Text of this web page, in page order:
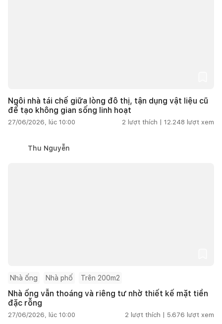
Ngôi nhà tái chế giữa lòng đô thị, tận dụng vật liệu cũ
để tạo không gian sống linh hoạt
27/06/2026, lúc 10:00 2 lượt thích | 12.248 lượt xem
Thu Nguyễn
Nhà ống Nhà phố Trên 200m2
Nhà ống vẫn thoáng và riêng tư nhờ thiết kế mặt tiền
đặc rỗng
27/06/2026, lúc 10:00 2 lượt thích | 5.676 lượt xem